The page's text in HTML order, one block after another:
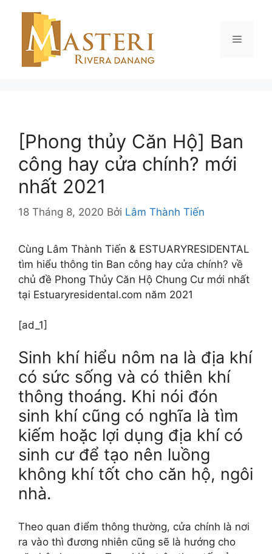
Menu
[Phong thủy Căn Hộ] Ban
công hay cửa chính? mới
nhất 2021
18 Tháng 8, 2020 Bởi Lâm Thành Tiến
Cùng Lâm Thành Tiến & ESTUARYRESIDENTAL
tìm hiểu thông tin Ban công hay cửa chính? về
chủ đề Phong Thủy Căn Hộ Chung Cư mới nhất
tại Estuaryresidental.com năm 2021
[ad_1]
Sinh khí hiểu nôm na là địa khí
có sức sống và có thiên khí
thông thoáng. Khi nói đón
sinh khí cũng có nghĩa là tìm
kiếm hoặc lợi dụng địa khí có
sinh cư để tạo nên luồng
không khí tốt cho căn hộ, ngôi
nhà.
Theo quan điểm thông thường, cửa chính là nơi
ra vào thì đương nhiên cũng sẽ là hướng cho